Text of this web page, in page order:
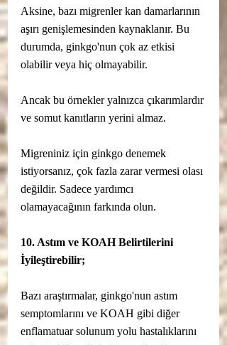
Aksine, bazı migrenler kan damarlarının
aşırı genişlemesinden kaynaklanır. Bu
durumda, ginkgo'nun çok az etkisi
olabilir veya hiç olmayabilir.
Ancak bu örnekler yalnızca çıkarımlardır
ve somut kanıtların yerini almaz.
Migreniniz için ginkgo denemek
istiyorsanız, çok fazla zarar vermesi olası
değildir. Sadece yardımcı
olamayacağının farkında olun.
10. Astım ve KOAH Belirtilerini
İyileştirebilir;
Bazı araştırmalar, ginkgo'nun astım
semptomlarını ve KOAH gibi diğer
enflamatuar solunum yolu hastalıklarını